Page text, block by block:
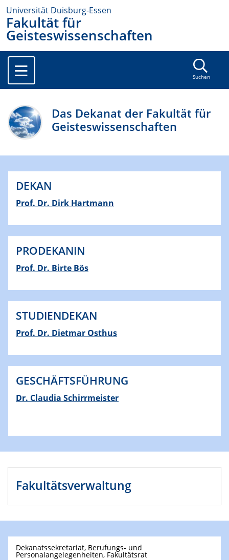
Universität Duisburg-Essen
Fakultät für
Geisteswissenschaften
Suchen
Das Dekanat der Fakultät für
Geisteswissenschaften
DEKAN
Prof. Dr. Dirk Hartmann
PRODEKANIN
Prof. Dr. Birte Bös
STUDIENDEKAN
Prof. Dr. Dietmar Osthus
GESCHÄFTSFÜHRUNG
Dr. Claudia Schirrmeister
Fakultätsverwaltung
Dekanatssekretariat, Berufungs- und
Personalangelegenheiten, Fakultätsrat